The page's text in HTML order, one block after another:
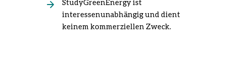
StudyGreenEnergy ist
interessenunabhängig und dient
keinem kommerziellen Zweck.